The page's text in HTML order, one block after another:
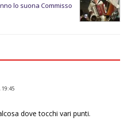
lo suona Commisso
19:45
dove tocchi vari punti.